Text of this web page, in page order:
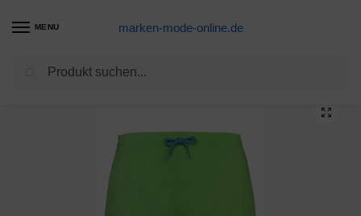
MENU marken-mode-online.de
Badeshorts Produkte